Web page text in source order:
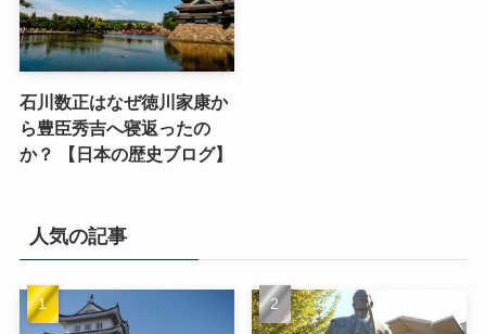
石川数正はなぜ徳川家康か
ら豊臣秀吉へ寝返ったの
か？ 【日本の歴史ブログ】
人気の記事